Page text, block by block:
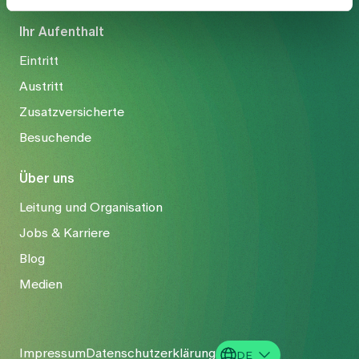
Ihr Aufenthalt
Eintritt
Austritt
Zusatzversicherte
Besuchende
Über uns
Leitung und Organisation
Jobs & Karriere
Blog
Medien
ImpressumDatenschutzerklärung DE